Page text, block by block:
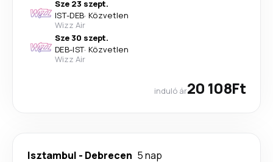
Sze 23 szept.
IST-DEB· Közvetlen
Wizz Air
Sze 30 szept.
DEB-IST· Közvetlen
Wizz Air
induló ár20 108Ft
Isztambul - Debrecen 5 nap